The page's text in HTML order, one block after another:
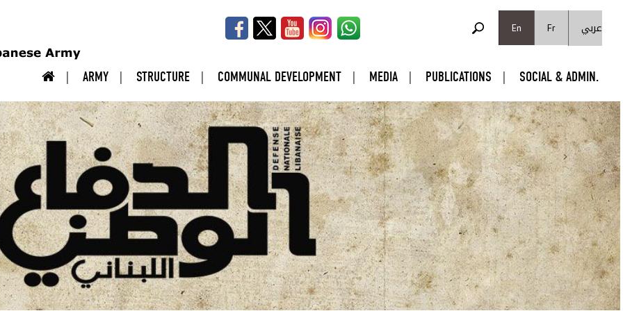
En
Fr عربي
ARMY STRUCTURE COMMUNAL DEVELOPMENT MEDIA PUBLICATIONS SOCIAL & ADMIN.